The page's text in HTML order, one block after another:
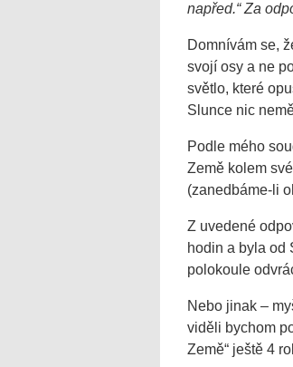
napřed.“ Za
Domnívám se,
svojí osy a ne
světlo, které
Slunce nic
Podle mého
Země kolem
(zanedbáme-li
Z uvedené
hodin a byla od
polokoule
Nebo jinak –
viděli bychom
Země“ ještě 4